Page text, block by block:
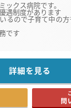
ックス病院です。
遇制度があります
るので子育て中の
です
て、透析などの専
介護・訪問リハビリ
いった介護支援事
に対応いただけます
さい。
詳細を見る
問